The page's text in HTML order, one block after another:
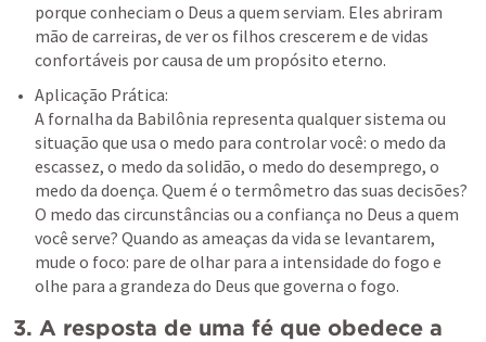
porque conheciam o Deus a quem serviam. Eles abriram
mão de carreiras, de ver os filhos crescerem e de vidas
confortáveis por causa de um propósito eterno.
Aplicação Prática:
A fornalha da Babilônia representa qualquer sistema ou
situação que usa o medo para controlar você: o medo da
escassez, o medo da solidão, o medo do desemprego, o
medo da doença. Quem é o termômetro das suas decisões?
O medo das circunstâncias ou a confiança no Deus a quem
você serve? Quando as ameaças da vida se levantarem,
mude o foco: pare de olhar para a intensidade do fogo e
olhe para a grandeza do Deus que governa o fogo.
3. A resposta de uma fé que obedece a